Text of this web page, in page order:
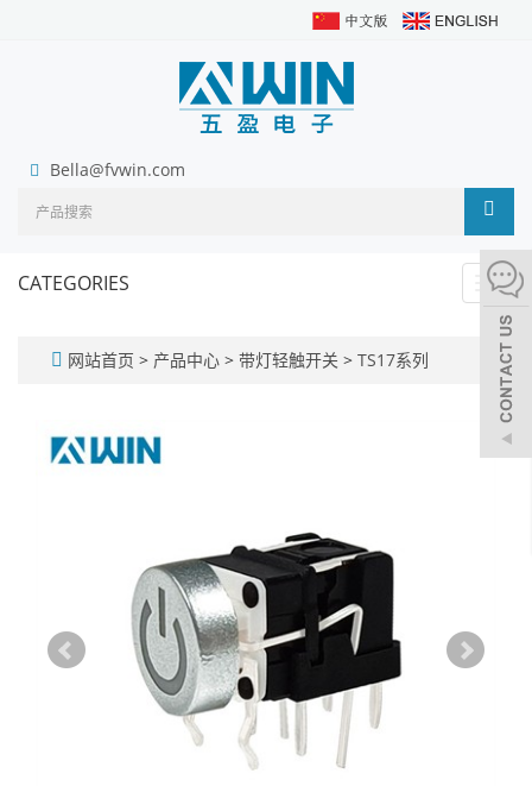
Bella@fvwin.com
CATEGORIES
网站首页 > 产品中心 > 带灯轻触开关 > TS17系列